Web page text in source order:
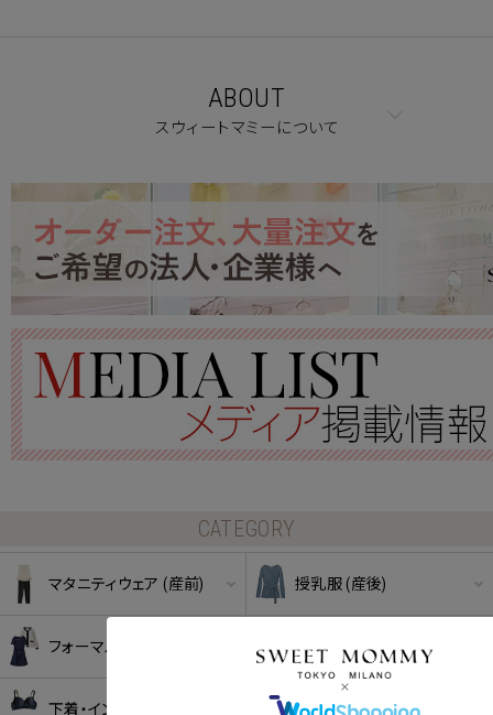
ABOUT
スウィートマミーについて
CATEGORY
マタニティウェア (産前) 授乳服 (産後)
フォーマル パジャマ
下着・インナー ママコート・アウター
クーポンコードをコピーしました。